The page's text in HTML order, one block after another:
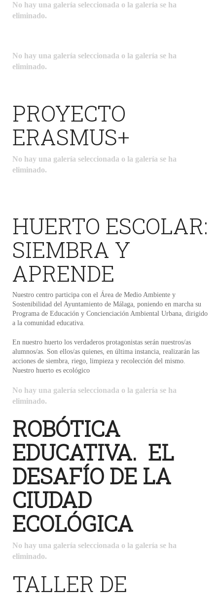
No hay una galería seleccionada o la galería se ha
eliminado.
No hay una galería seleccionada o la galería se ha
eliminado.
PROYECTO
ERASMUS+
No hay una galería seleccionada o la galería se ha
eliminado.
HUERTO ESCOLAR:
SIEMBRA Y
APRENDE
Nuestro centro participa con el Área de Medio Ambiente y
Sostenibilidad del Ayuntamiento de Málaga, poniendo en marcha su
Programa de Educación y Concienciación Ambiental Urbana, dirigido
a la comunidad educativa.
En nuestro huerto los verdaderos protagonistas serán nuestros/as
alumnos/as. Son ellos/as quienes, en última instancia, realizarán las
acciones de siembra, riego, limpieza y recolección del mismo.
Nuestro huerto es ecológico
No hay una galería seleccionada o la galería se ha
eliminado.
ROBÓTICA
EDUCATIVA. EL
DESAFÍO DE LA
CIUDAD
ECOLÓGICA
No hay una galería seleccionada o la galería se ha
eliminado.
TALLER DE